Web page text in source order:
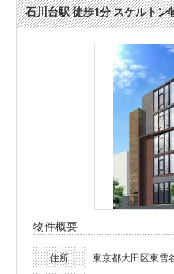
石川台駅 徒歩1分 スケルト
物件概要
住所 東京都大田区東雪